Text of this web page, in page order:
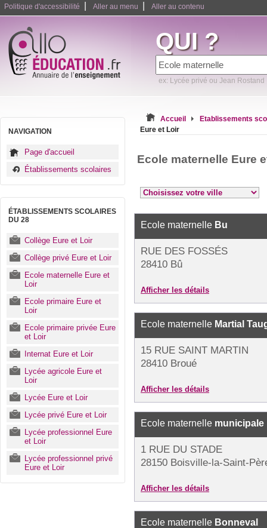
Politique d'accessibilité Aller au menu Aller au contenu
QUI ?
ex: Lycée privé ou Jean Rostand
NAVIGATION
Page d'accueil
Établissements scolaires
ÉTABLISSEMENTS SCOLAIRES
DU 28
Collège Eure et Loir
Collège privé Eure et Loir
Ecole maternelle Eure et
Loir
Ecole primaire Eure et
Loir
Ecole primaire privée Eure
et Loir
Internat Eure et Loir
Lycée agricole Eure et
Loir
Lycée Eure et Loir
Lycée privé Eure et Loir
Lycée professionnel Eure
et Loir
Lycée professionnel privé
Eure et Loir
Accueil
Etablissements
Eure et Loir
Ecole maternelle Eure
Ecole maternelle Bu
RUE DES FOSSÉS
28410 Bû
Afficher les détails
Ecole maternelle Martial
15 RUE SAINT MARTIN
28410 Broué
Afficher les détails
Ecole maternelle municipale
1 RUE DU STADE
28150 Boisville-la-Saint-
Afficher les détails
Ecole maternelle Bonneval